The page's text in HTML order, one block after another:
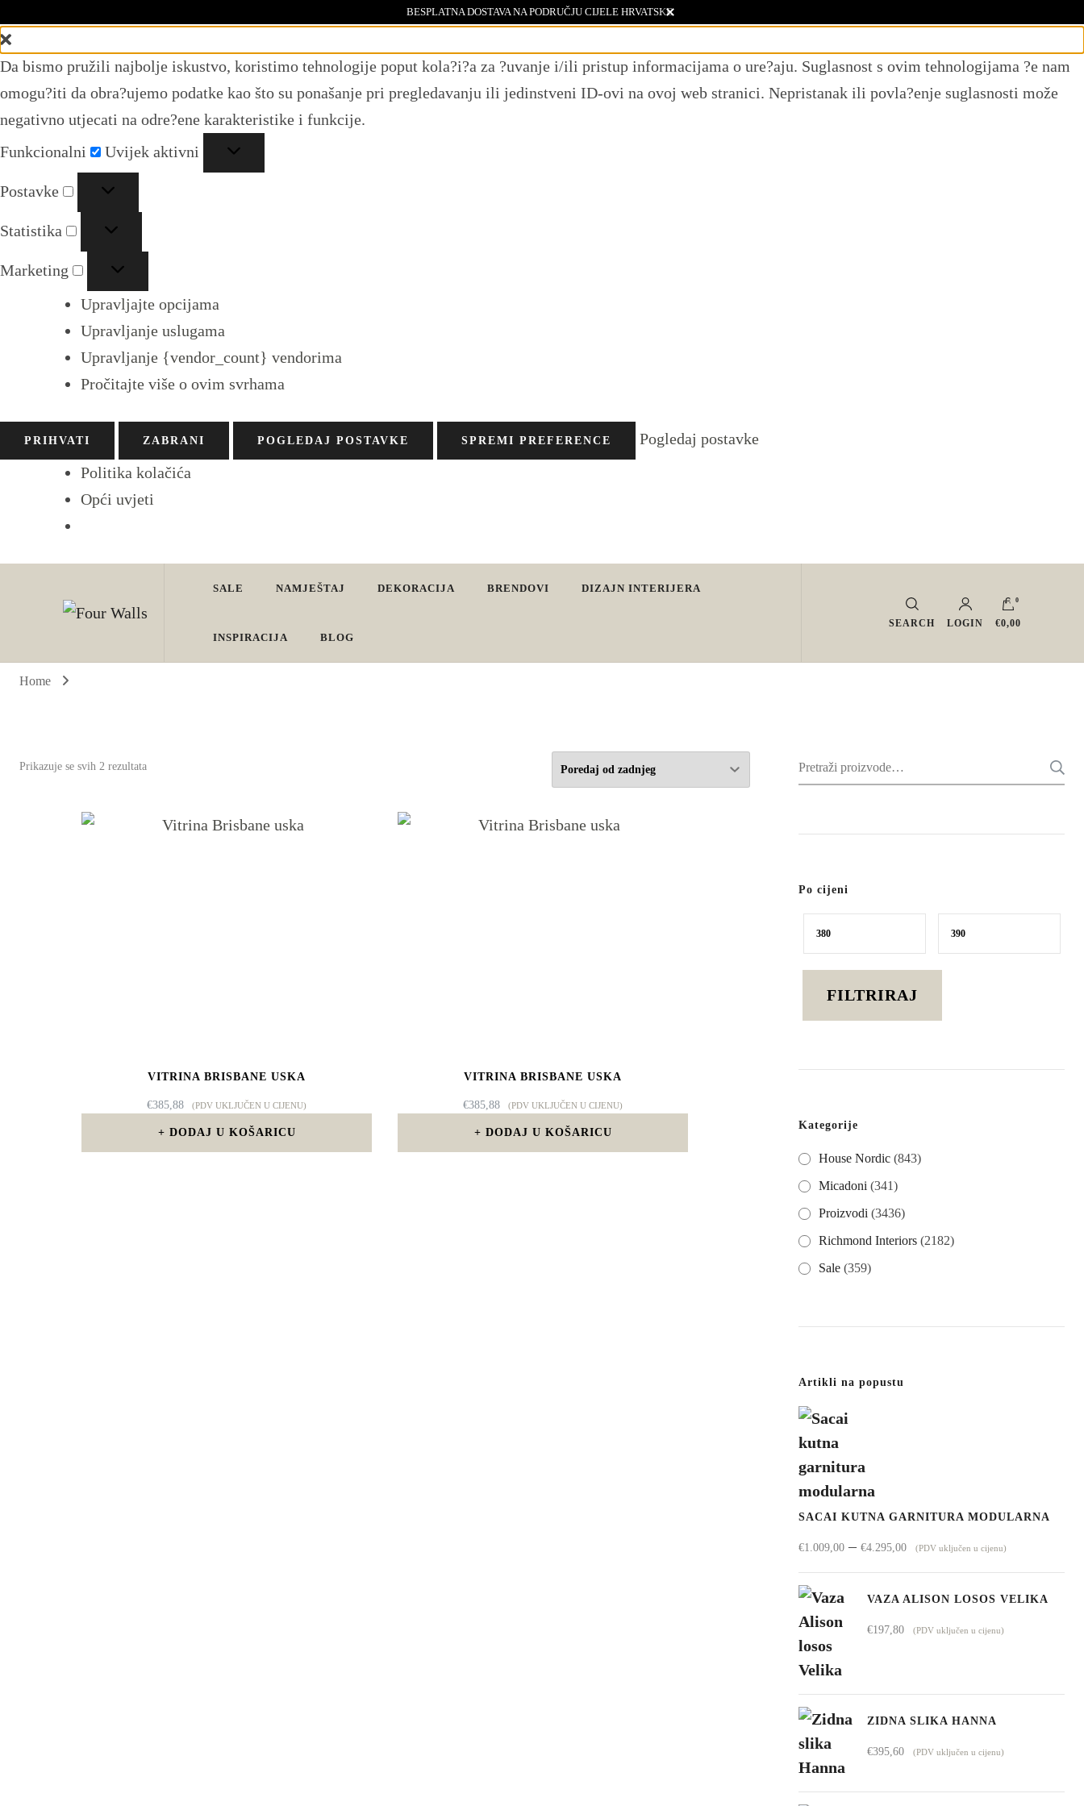
Da bismo pružili najbolje iskustvo, koristimo tehnologije poput kola?i?a za ?uvanje i/ili pristup informacijama o ure?aju. Suglasnost s ovim tehnologijama ?e nam
omogu?iti da obra?ujemo podatke kao što su ponašanje pri pregledavanju ili jedinstveni ID-ovi na ovoj web stranici. Nepristanak ili povla?enje suglasnosti može
negativno utjecati na odre?ene karakteristike i funkcije.
Funkcionalni
Funkcionalni
Uvijek aktivni
Postavke Postavke
Statistika Statistika
Marketing Marketing
Upravljajte opcijama
Upravljanje uslugama
Upravljanje {vendor_count} vendorima
Pročitajte više o ovim svrhama
PRIHVATI ZABRANI POGLEDAJ POSTAVKE SPREMI PREFERENCE
Pogledaj postavke
Politika kolačića
Opći uvjeti
BESPLATNA DOSTAVA NA PODRUČJU CIJELE HRVATSKE
Four Walls
Sve za interijer po Vašoj mjeri. Salon namještaja, dekoracije i rasvjete. Interijeri s karakterom
SALE NAMJEŠTAJ DEKORACIJA BRENDOVI DIZAJN INTERIJERA
INSPIRACIJA BLOG
SEARCH LOGIN
0
€0,00
Home
Prikazuje se svih 2 rezultataPoredano
VITRINA BRISBANE USKA
€385,88 (PDV UKLJUČEN U CIJENU)
DODAJ U KOŠARICU
VITRINA BRISBANE USKA
€385,88 (PDV UKLJUČEN U CIJENU)
DODAJ U KOŠARICU
Pretraži:
Po cijeni
Min Maks
FILTRIRAJ
Kategorije
House Nordic (843)
Micadoni (341)
Proizvodi (3436)
Richmond Interiors (2182)
Sale (359)
Artikli na popustu
SACAI KUTNA GARNITURA MODULARNA
€1.009,00 – €4.295,00Raspon
cijena:
od
(PDV uključen u cijenu)
VAZA ALISON LOSOS VELIKA
€197,80 (PDV uključen u cijenu)
ZIDNA SLIKA HANNA
€395,60 (PDV uključen u cijenu)